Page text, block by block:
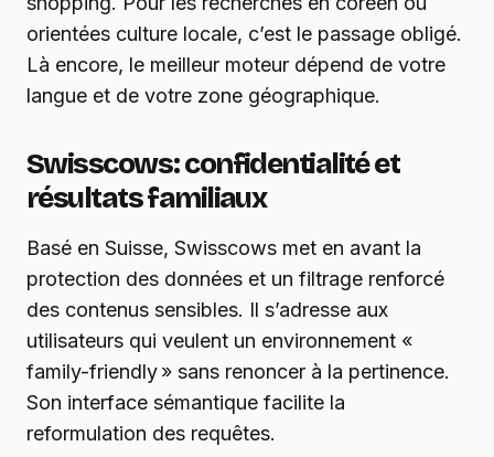
orientées culture locale, c’est le passage obligé.
Là encore, le meilleur moteur dépend de votre
langue et de votre zone géographique.
Swisscows : confidentialité et
résultats familiaux
Basé en Suisse, Swisscows met en avant la
protection des données et un filtrage renforcé
des contenus sensibles. Il s’adresse aux
utilisateurs qui veulent un environnement «
family-friendly » sans renoncer à la pertinence.
Son interface sémantique facilite la
reformulation des requêtes.